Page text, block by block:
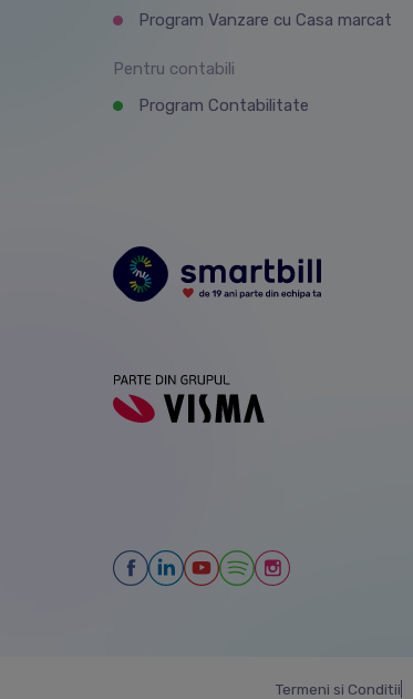
Program Vanzare cu Casa marcat
Pentru contabili
Program Contabilitate
Termeni si Conditii